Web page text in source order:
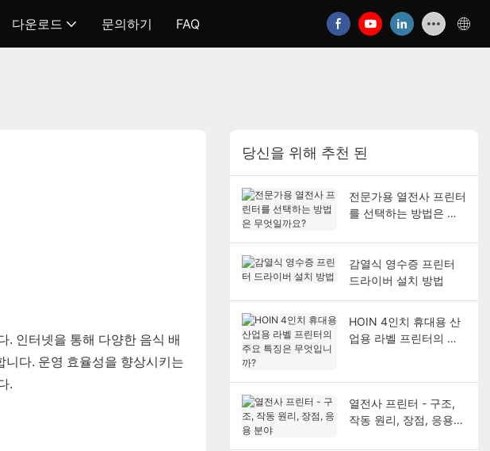
다운로드 문의하기 FAQ
. 인터넷을 통해 다양한 음식 배
다. 운영 효율성을 향상시키는
.
당신을 위해 추천 된
전문가용 열전사 프린터
를 선택하는 방법은 무
감열식 영수증 프린터
드라이버 설치 방법
HOIN 4인치 휴대용 산
업용 라벨 프린터의 주
열전사 프린터 - 구조,
작동 원리, 장점, 응용